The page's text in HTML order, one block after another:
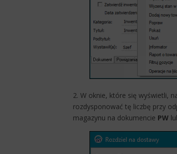
2. W oknie, które się wyświetli,
rozdysponować tę liczbę przy
magazynu na dokumencie PW